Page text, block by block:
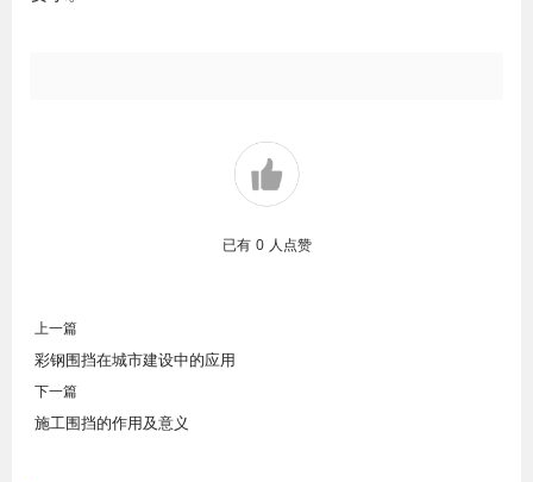
已有 0 人点赞
上一篇
彩钢围挡在城市建设中的应用
下一篇
施工围挡的作用及意义